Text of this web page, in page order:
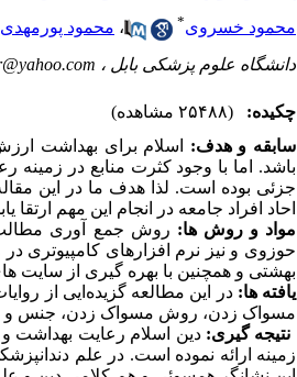
محمود خسروی* ، محمود پورمهدی
دانشگاه علوم پزشکی بابل ،
چکیده:
(۲۵۴۸۸ مشاهده)
سابقه و هدف: اسلام برای بهداشت
باشد. اما با وجود کثرت منابع در زمینه
جزئی بوده است. لذا هدف ما در این
احاد افراد جامعه در انجام این مهم ارتقا
مواد و روش ها: روش جمع آوری مطالب
حوزوی و نیز نرم افزارهای کامپیوتری
بهشتی و همچنین با بهره گیری از سایت
یافته ها: در این مطالعه گزیده‌ایی از
مسواک زدن، روش مسواک زدن، جنس و
نتیجه گیری: دین اسلام رعایت بهداشت و
زمینه ارائه نموده است. در علم